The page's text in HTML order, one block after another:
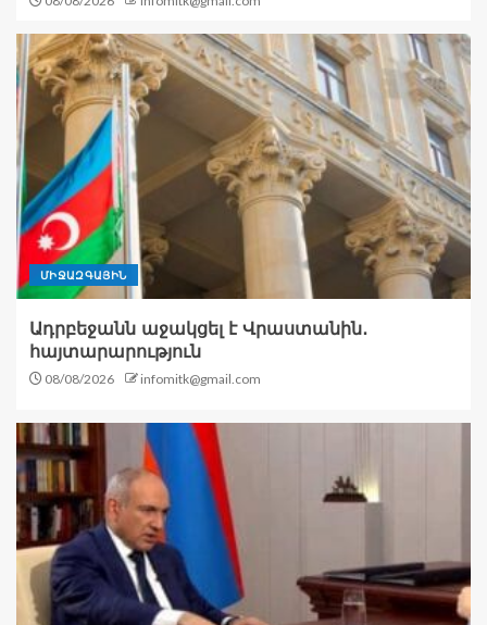
ՄԻՋԱԶԳԱՅԻՆ
Ադրբեջանն աջակցել է Վրաստանին․
հայտարարություն
08/08/2026 infomitk@gmail.com